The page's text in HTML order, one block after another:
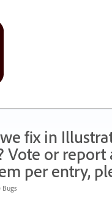
fix in
Vote or
per entry,